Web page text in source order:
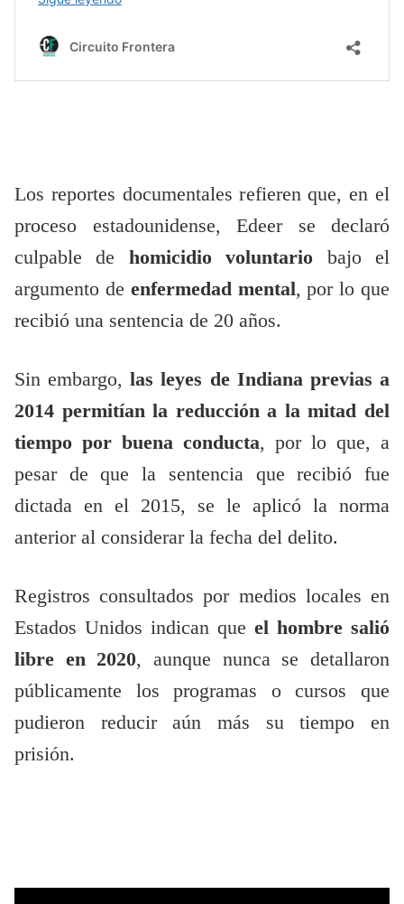
Los reportes documentales refieren que, en el
proceso estadounidense, Edeer se declaró
culpable de homicidio voluntario bajo el
argumento de enfermedad mental, por lo que
recibió una sentencia de 20 años.
Sin embargo,las leyes de Indiana previas a
2014 permitían la reducción a la mitad del
tiempo por buena conducta, por lo que, a
pesar de que la sentencia que recibió fue
dictada en el 2015, se le aplicó la norma
anterior al considerar la fecha del delito.
Registros consultados por medios locales en
Estados Unidos indican que el hombre salió
libre en 2020, aunque nunca se detallaron
públicamente los programas o cursos que
pudieron reducir aún más su tiempo en
prisión.